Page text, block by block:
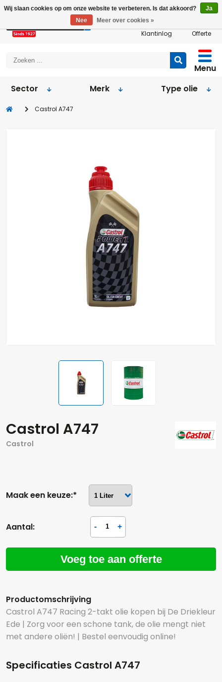
Klantinlog Offerte
Menu
Sector
Merk Type olie
Castrol A747
Castrol A747
Castrol
Maak een keuze:*
Aantal:
Voeg toe aan offerte
Productomschrijving
Castrol A747 Racing 2-takt olie kopen bij De Driekleur
Ede | Zorg voor een schone tank, de olie mengt niet
met andere oliën! | Bestel eenvoudig online!
Specificaties Castrol A747
Wij slaan cookies op om onze website te verbeteren. Is dat akkoord?
Ja
Nee
Meer over cookies »